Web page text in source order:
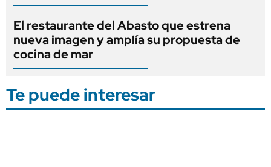
El restaurante del Abasto que estrena
nueva imagen y amplía su propuesta de
cocina de mar
Te puede interesar